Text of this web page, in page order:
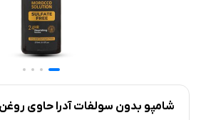
شامپو بدون سولفات آدرا حاوی روغن